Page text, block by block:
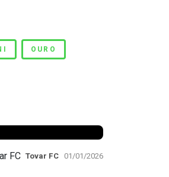
cachecóis
OURO
Tovar FC 01/01/2026